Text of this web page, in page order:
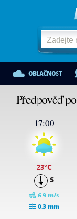
OBLAČNOST
Předpověď
17:00
23°C
S
6.9 m/s
0.3 mm